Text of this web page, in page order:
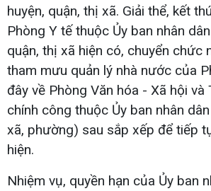
huyện, quận, thị xã. Giải thể, kết
Phòng Y tế thuộc Ủy ban nhân
quận, thị xã hiện có, chuyển chức
tham mưu quản lý nhà nước của
đây về Phòng Văn hóa - Xã hội và
chính công thuộc Ủy ban nhân
xã, phường) sau sắp xếp để tiếp
hiện.
Nhiệm vụ, quyền hạn của Ủy ban